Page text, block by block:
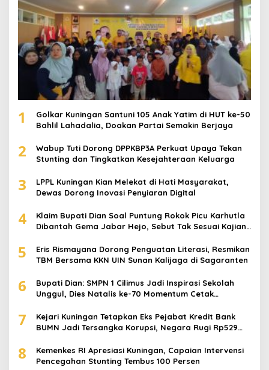
1
Golkar Kuningan Santuni 105 Anak Yatim di HUT ke-50
Bahlil Lahadalia, Doakan Partai Semakin Berjaya
2
Wabup Tuti Dorong DPPKBP3A Perkuat Upaya Tekan
Stunting dan Tingkatkan Kesejahteraan Keluarga
3
LPPL Kuningan Kian Melekat di Hati Masyarakat,
Dewas Dorong Inovasi Penyiaran Digital
4
Klaim Bupati Dian Soal Puntung Rokok Picu Karhutla
Dibantah Gema Jabar Hejo, Sebut Tak Sesuai Kajian
5
Eris Rismayana Dorong Penguatan Literasi, Resmikan
TBM Bersama KKN UIN Sunan Kalijaga di Sagaranten
6
Bupati Dian: SMPN 1 Cilimus Jadi Inspirasi Sekolah
Unggul, Dies Natalis ke-70 Momentum Cetak
7
Kejari Kuningan Tetapkan Eks Pejabat Kredit Bank
BUMN Jadi Tersangka Korupsi, Negara Rugi Rp529
8
Kemenkes RI Apresiasi Kuningan, Capaian Intervensi
Pencegahan Stunting Tembus 100 Persen